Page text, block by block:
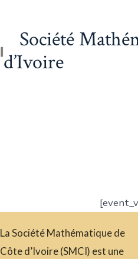
Société
d’Ivoire
La Société Mathématique de
Côte d’Ivoire (SMCI) est une